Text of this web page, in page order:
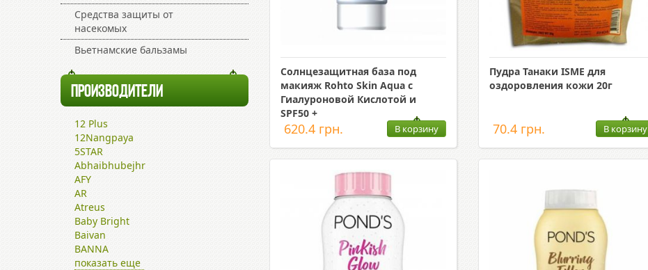
Средства защиты от
насекомых
Вьетнамские бальзамы
ПРОИЗВОДИТЕЛИ
12 Plus
12Nangpaya
5STAR
Abhaibhubejhr
AFY
AR
Atreus
Baby Bright
Baivan
BANNA
показать еще
Солнцезащитная база под
макияж Rohto Skin Aqua с
Гиалуроновой Кислотой и
SPF50 +
620.4 грн. В корзину
Пудра Танаки ISME для
оздоровления кожи 20г
70.4 грн. В корзину